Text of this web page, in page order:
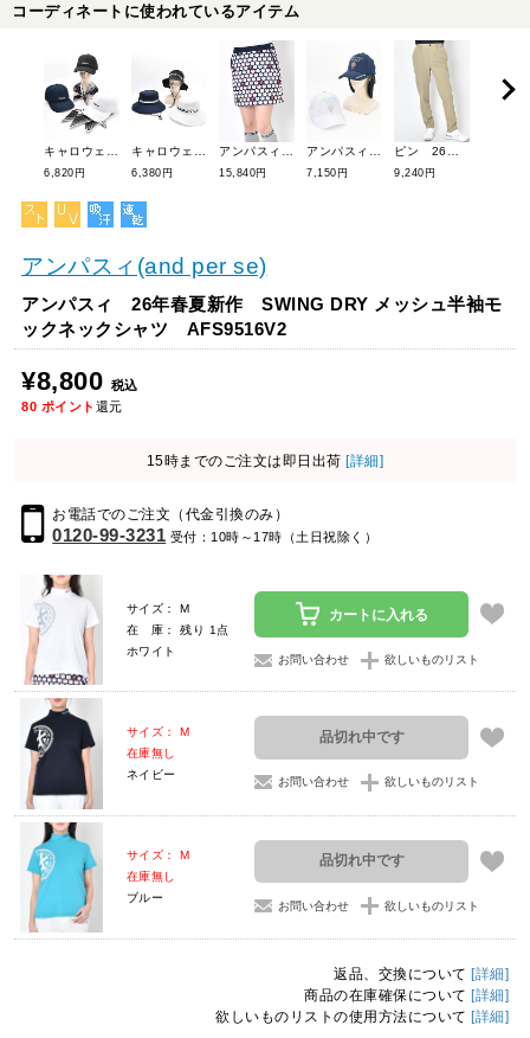
コーディネートに使われているアイテム
6,820円 6,380円 15,840円 7,150円 9,240円
アンパスィ(and per se)
アンパスィ 26年春夏新作 SWING DRY メッシュ半袖モ
ックネックシャツ AFS9516V2
¥8,800 税込
80 ポイント 還元
15時までのご注文は即日出荷 [詳細]
お電話でのご注文（代金引換のみ）
0120-99-3231 受付：10時～17時（土日祝除く）
サイズ： M
在 庫： 残り 1点
ホワイト
カートに入れる
お問い合わせ 欲しいものリスト
サイズ： M
在庫無し
ネイビー
品切れ中です
お問い合わせ 欲しいものリスト
サイズ： M
在庫無し
ブルー
品切れ中です
お問い合わせ 欲しいものリスト
返品、交換について [詳細]
商品の在庫確保について [詳細]
欲しいものリストの使用方法について [詳細]